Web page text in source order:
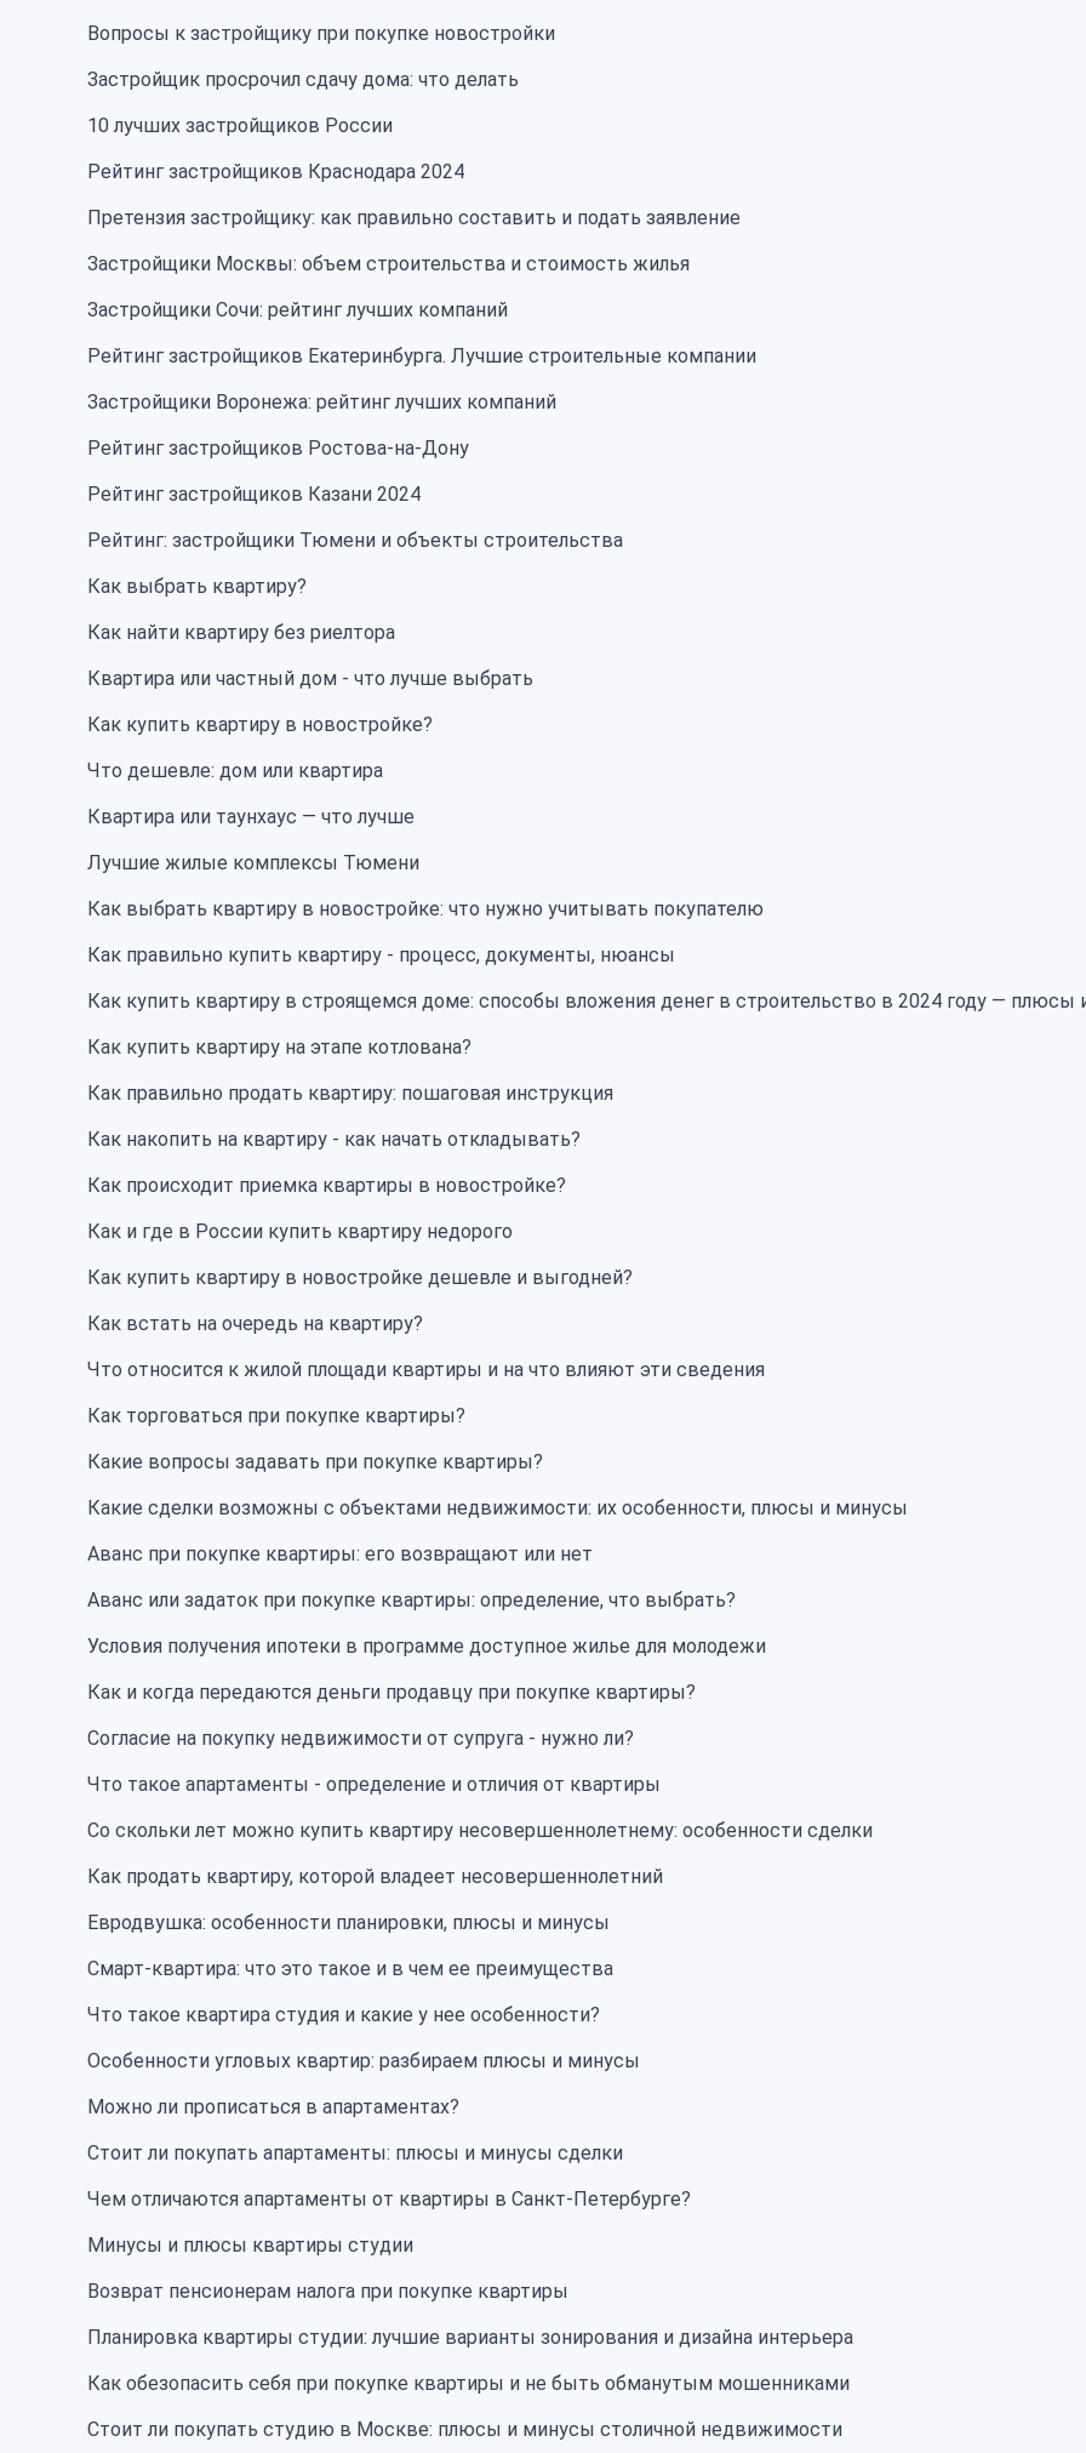
Вопросы к застройщику при покупке новостройки
Застройщик просрочил сдачу дома: что делать
10 лучших застройщиков России
Рейтинг застройщиков Краснодара 2024
Претензия застройщику: как правильно составить и подать заявление
Застройщики Москвы: объем строительства и стоимость жилья
Застройщики Сочи: рейтинг лучших компаний
Рейтинг застройщиков Екатеринбурга. Лучшие строительные компании
Застройщики Воронежа: рейтинг лучших компаний
Рейтинг застройщиков Ростова-на-Дону
Рейтинг застройщиков Казани 2024
Рейтинг: застройщики Тюмени и объекты строительства
Как выбрать квартиру?
Как найти квартиру без риелтора
Квартира или частный дом - что лучше выбрать
Как купить квартиру в новостройке?
Что дешевле: дом или квартира
Квартира или таунхаус — что лучше
Лучшие жилые комплексы Тюмени
Как выбрать квартиру в новостройке: что нужно учитывать покупателю
Как правильно купить квартиру - процесс, документы, нюансы
Как купить квартиру в строящемся доме: способы вложения денег в строительство в 2024 году — плюсы
Как купить квартиру на этапе котлована?
Как правильно продать квартиру: пошаговая инструкция
Как накопить на квартиру - как начать откладывать?
Как происходит приемка квартиры в новостройке?
Как и где в России купить квартиру недорого
Как купить квартиру в новостройке дешевле и выгодней?
Как встать на очередь на квартиру?
Что относится к жилой площади квартиры и на что влияют эти сведения
Как торговаться при покупке квартиры?
Какие вопросы задавать при покупке квартиры?
Какие сделки возможны с объектами недвижимости: их особенности, плюсы и минусы
Аванс при покупке квартиры: его возвращают или нет
Аванс или задаток при покупке квартиры: определение, что выбрать?
Условия получения ипотеки в программе доступное жилье для молодежи
Как и когда передаются деньги продавцу при покупке квартиры?
Согласие на покупку недвижимости от супруга - нужно ли?
Что такое апартаменты - определение и отличия от квартиры
Со скольки лет можно купить квартиру несовершеннолетнему: особенности сделки
Как продать квартиру, которой владеет несовершеннолетний
Евродвушка: особенности планировки, плюсы и минусы
Смарт-квартира: что это такое и в чем ее преимущества
Что такое квартира студия и какие у нее особенности?
Особенности угловых квартир: разбираем плюсы и минусы
Можно ли прописаться в апартаментах?
Стоит ли покупать апартаменты: плюсы и минусы сделки
Чем отличаются апартаменты от квартиры в Санкт-Петербурге?
Минусы и плюсы квартиры студии
Возврат пенсионерам налога при покупке квартиры
Планировка квартиры студии: лучшие варианты зонирования и дизайна интерьера
Как обезопасить себя при покупке квартиры и не быть обманутым мошенниками
Стоит ли покупать студию в Москве: плюсы и минусы столичной недвижимости